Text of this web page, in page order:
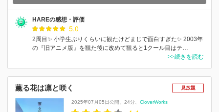
HAREの感想・評価
5.0
2周目✨ 小学生ぶりくらいに観たけどまじで面白すぎた✨ 2003年
の『旧アニメ版』を観た後に改めて観ると1クール目はテ…
>>続きを読む
薫る花は凛と咲く 見放題
2025年07月05日公開 24分 CloverWorks